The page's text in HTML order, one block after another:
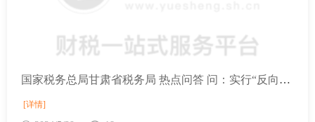
国家税务总局甘肃省税务局 热点问答 问：实行“反向开票”的资源回收企业应如何进行代办申报事项、缴纳代办税费？
[详情]